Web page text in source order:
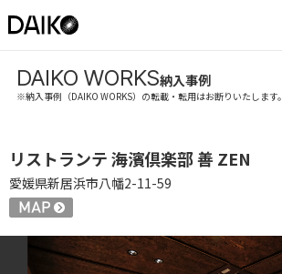
DAIKO WORKS納入事例
※納入事例（DAIKO WORKS）の転載・転用はお断りいたします。
リストランテ 海濱倶楽部 善 ZEN
愛媛県新居浜市八幡2-11-59